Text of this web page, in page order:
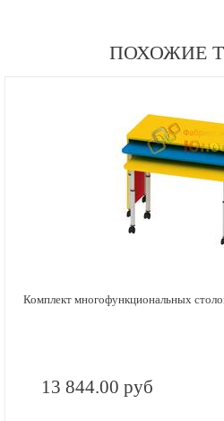
ПОХОЖИЕ
Комплект многофункциональных
13 844.00 руб